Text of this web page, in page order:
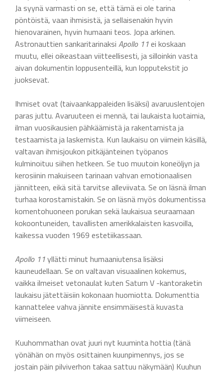
Ja syynä varmasti on se, että tämä ei ole tarina
pöntöistä, vaan ihmisistä, ja sellaisenakin hyvin
hienovarainen, hyvin humaani teos. Jopa arkinen.
Astronauttien sankaritarinaksi Apollo 11ei koskaan
muutu, ellei oikeastaan viitteellisesti, ja silloinkin vasta
aivan dokumentin loppusenteillä, kun lopputekstit jo
juoksevat.
Ihmiset ovat (taivaankappaleiden lisäksi) avaruuslentojen
paras juttu. Avaruuteen ei mennä, tai laukaista luotaimia,
ilman vuosikausien pähkäämistä ja rakentamista ja
testaamista ja laskemista. Kun laukaisu on viimein käsillä,
valtavan ihmisjoukon pitkäjänteinen työpanos
kulminoituu siihen hetkeen. Se tuo muutoin koneöljyn ja
kerosiinin makuiseen tarinaan vahvan emotionaalisen
jännitteen, eikä sitä tarvitse alleviivata. Se on läsnä ilman
turhaa korostamistakin. Se on läsnä myös dokumentissa
komentohuoneen porukan sekä laukaisua seuraamaan
kokoontuneiden, tavallisten amerikkalaisten kasvoilla,
kaikessa vuoden 1969 estetiikassaan.
Apollo 11yllätti minut humaaniutensa lisäksi
kauneudellaan. Se on valtavan visuaalinen kokemus,
vaikka ilmeiset vetonaulat kuten Saturn V -kantoraketin
laukaisu jätettäisiin kokonaan huomiotta. Dokumenttia
kannattelee vahva jännite ensimmäisestä kuvasta
viimeiseen.
Kuuhommathan ovat juuri nyt kuuminta hottia (tänä
yönähän on myös osittainen kuunpimennys, jos se
jostain päin pilviverhon takaa sattuu näkymään) Kuuhun